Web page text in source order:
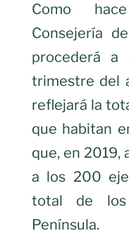
Como
Consejería
procederá a
trimestre del
reflejará la
que habitan
que, en 2019,
a los 200
total de
Península.